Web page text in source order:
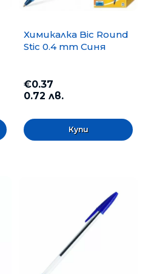
Химикалка Bic Round
Stic 0.4 mm Синя
€0.37
0.72 лв.